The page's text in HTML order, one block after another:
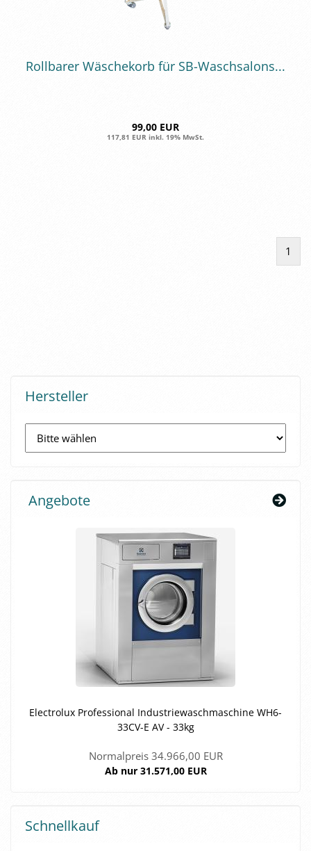
Roll­ba­rer Wä­sche­korb für SB-​Wasch­sa­lons...
99,00 EUR
117,81 EUR inkl. 19% MwSt.
1
Hersteller
Angebote
Elec­tro­lux Pro­fes­sio­nal In­dus­trie­wasch­ma­schi­ne WH6-​
33CV-E AV - 33kg
Normalpreis 34.966,00 EUR
Ab nur 31.571,00 EUR
Schnellkauf